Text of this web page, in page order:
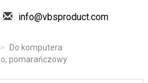
info@vbsproduct.com
Do komputera
pomarańczowy